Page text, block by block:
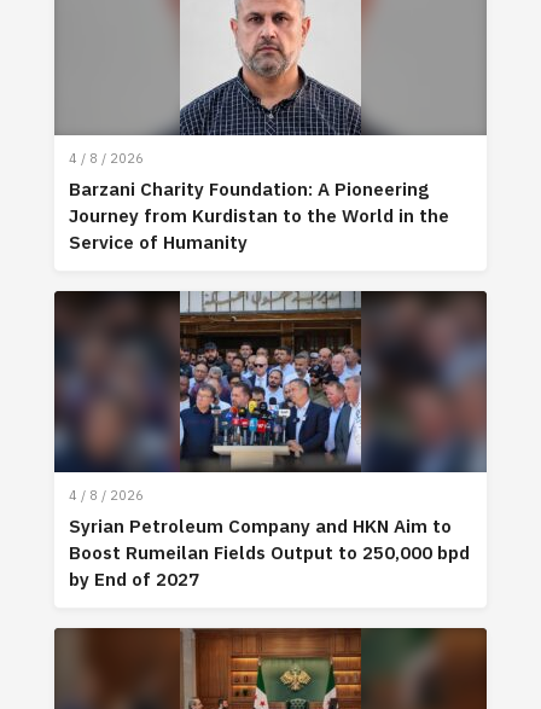
4 / 8 / 2026
Barzani Charity Foundation: A Pioneering
Journey from Kurdistan to the World in the
Service of Humanity
4 / 8 / 2026
Syrian Petroleum Company and HKN Aim to
Boost Rumeilan Fields Output to 250,000 bpd
by End of 2027